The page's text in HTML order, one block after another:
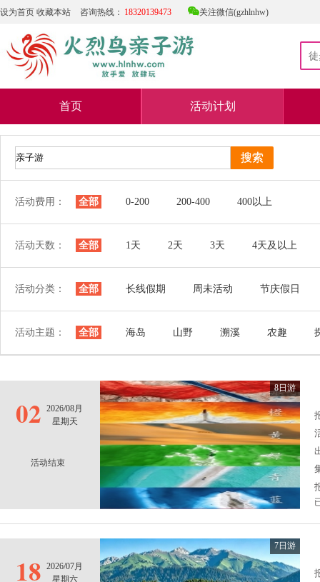
设为首页 收藏本站 咨询热线： 18320139473 关注微信(gzhlnhw)
首页 活动计划
活动费用： 全部 0-200 200-400 400以上
活动天数： 全部 1天 2天 3天 4天及以上
活动分类： 全部 长线假期 周未活动 节庆假日
活动主题： 全部 海岛 山野 溯溪 农趣
02 2026/08月
星期天
活动结束
8日游
18 2026/07月
星期六
7日游